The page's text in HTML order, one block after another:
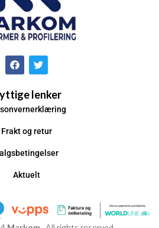
lenker
Frakt og retur
Aktuelt